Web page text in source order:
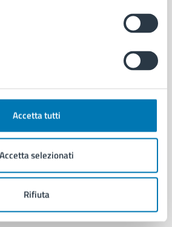
Accetta tutti
Accetta selezionati
Rifiuta